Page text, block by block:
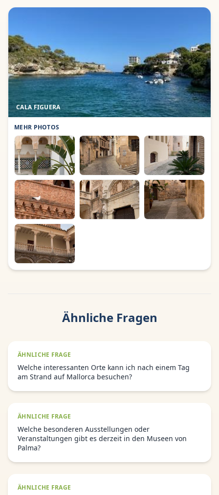
CALA FIGUERA
MEHR PHOTOS
Ähnliche Fragen
ÄHNLICHE FRAGE
Welche interessanten Orte kann ich nach einem Tag
am Strand auf Mallorca besuchen?
ÄHNLICHE FRAGE
Welche besonderen Ausstellungen oder
Veranstaltungen gibt es derzeit in den Museen von
Palma?
ÄHNLICHE FRAGE